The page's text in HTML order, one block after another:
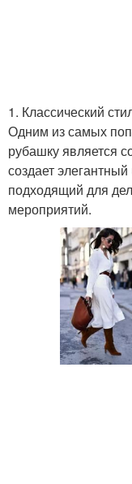
1. Классический
Одним из самых
рубашку является
создает
подходящий для
мероприятий.